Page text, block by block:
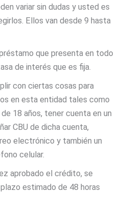
variar sin dudas y usted es
Ellos van desde 9 hasta
que presenta en todo
de interés que es fija.
con ciertas cosas para
en esta entidad tales como
18 años, tener cuenta en un
CBU de dicha cuenta,
electrónico y también un
celular.
aprobado el crédito, se
estimado de 48 horas